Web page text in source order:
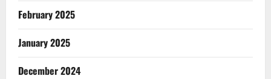
February 2025
January 2025
December 2024